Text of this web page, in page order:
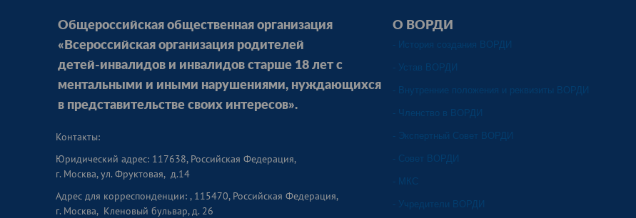
Общероссийская общественная организация
«Всероссийская организация родителей
детей-инвалидов и инвалидов старше 18 лет с
ментальными и иными нарушениями, нуждающихся
в представительстве своих интересов».
Контакты:
Юридический адрес: 117638, Российская Федерация,
г. Москва, ул. Фруктовая, д.14
Адрес для корреспонденции: , 115470, Российская Федерация,
г. Москва, Кленовый бульвар, д. 26
О ВОРДИ
- История создания ВОРДИ
- Устав ВОРДИ
- Внутренние положения и реквизиты ВОРДИ
- Членство в ВОРДИ
- Экспертный Совет ВОРДИ
- Совет ВОРДИ
- МКС
- Учредители ВОРДИ